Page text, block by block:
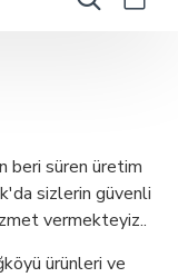
beri süren üretim
sizlerin güvenli
vermekteyiz..
ürünleri ve